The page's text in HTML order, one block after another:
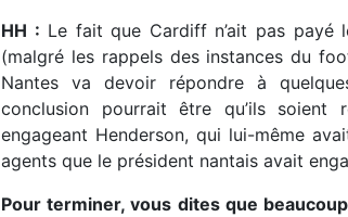
HH : Le fait que Cardiff n’ait pas payé
(malgré les rappels des instances du
Nantes va devoir répondre à
conclusion pourrait être qu’ils soient
engageant Henderson, qui lui-même
agents que le président nantais avait
Pour terminer, vous dites que